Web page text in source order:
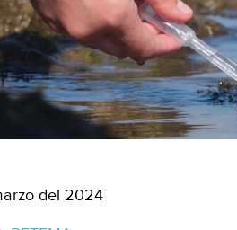
del 2024